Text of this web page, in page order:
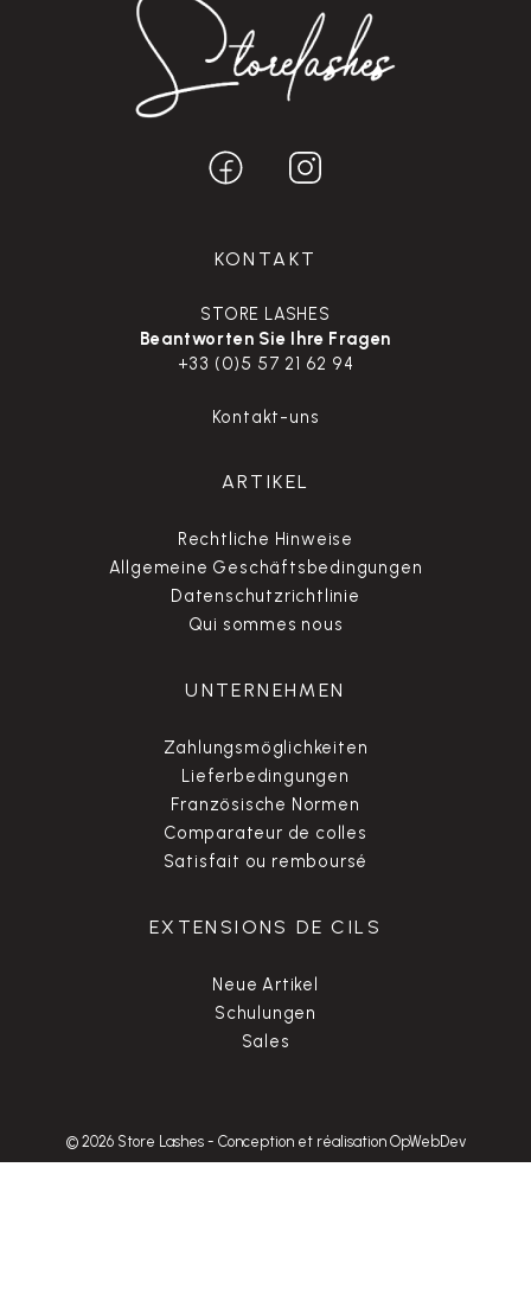
KONTAKT
STORE LASHES
Beantworten Sie Ihre Fragen
+33 (0)5 57 21 62 94
Kontakt-uns
ARTIKEL
Rechtliche Hinweise
Allgemeine Geschäftsbedingungen
Datenschutzrichtlinie
Qui sommes nous
UNTERNEHMEN
Zahlungsmöglichkeiten
Lieferbedingungen
Französische Normen
Comparateur de colles
Satisfait ou remboursé
EXTENSIONS DE CILS
Neue Artikel
Schulungen
Sales
© 2026 Store Lashes - Conception et réalisation OpWebDev